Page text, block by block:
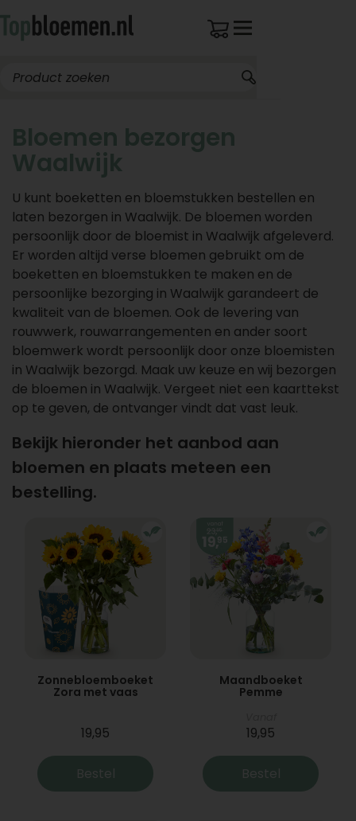
Bloemen bezorgen
Waalwijk
U kunt boeketten en bloemstukken bestellen en
laten bezorgen in Waalwijk. De bloemen worden
persoonlijk door de bloemist in Waalwijk afgeleverd.
Er worden altijd verse bloemen gebruikt om de
boeketten en bloemstukken te maken en de
persoonlijke bezorging in Waalwijk garandeert de
kwaliteit van de bloemen. Ook de levering van
rouwwerk, rouwarrangementen en ander soort
bloemwerk wordt persoonlijk door onze bloemisten
in Waalwijk bezorgd. Maak uw keuze en wij bezorgen
de bloemen in Waalwijk. Vergeet niet een kaarttekst
op te geven, de ontvanger vindt dat vast leuk.
Bekijk hieronder het aanbod aan
bloemen en plaats meteen een
bestelling.
Zonnebloemboeket
Zora met vaas
19,95
Bestel
Maandboeket
Pemme
19,95
Bestel